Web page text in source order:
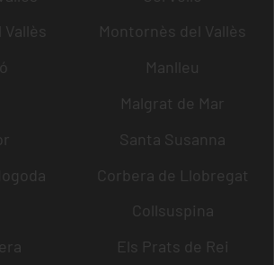
Vallès
Montornès del Vallès
Manlleu
Malgrat de Mar
Santa Susanna
Corbera de Llobregat
Collsuspina
Els Prats de Rei